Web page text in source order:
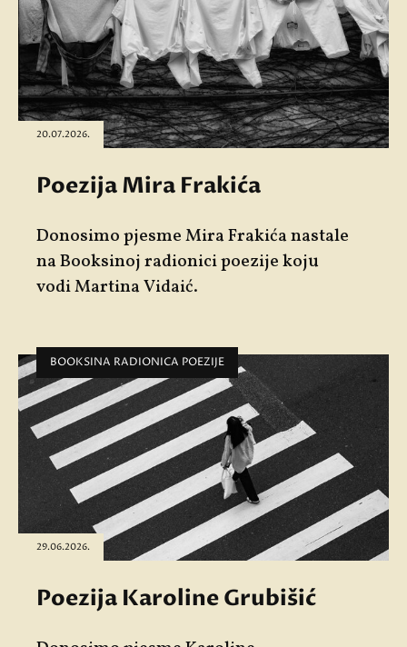
20.07.2026.
Poezija Mira Frakića
Donosimo pjesmeMira Frakićanastale
na Booksinoj radionici poezije koju
vodiMartina Vidaić.
BOOKSINA RADIONICA POEZIJE
29.06.2026.
Poezija Karoline Grubišić